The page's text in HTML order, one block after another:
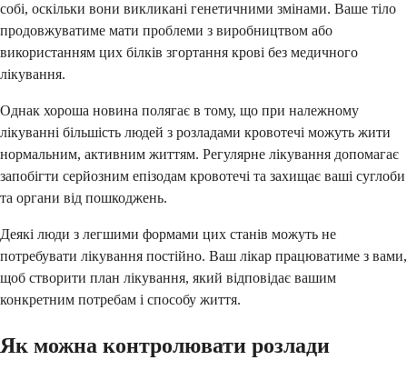
собі, оскільки вони викликані генетичними змінами. Ваше тіло
продовжуватиме мати проблеми з виробництвом або
використанням цих білків згортання крові без медичного
лікування.
Однак хороша новина полягає в тому, що при належному
лікуванні більшість людей з розладами кровотечі можуть жити
нормальним, активним життям. Регулярне лікування допомагає
запобігти серйозним епізодам кровотечі та захищає ваші суглоби
та органи від пошкоджень.
Деякі люди з легшими формами цих станів можуть не
потребувати лікування постійно. Ваш лікар працюватиме з вами,
щоб створити план лікування, який відповідає вашим
конкретним потребам і способу життя.
Як можна контролювати розлади